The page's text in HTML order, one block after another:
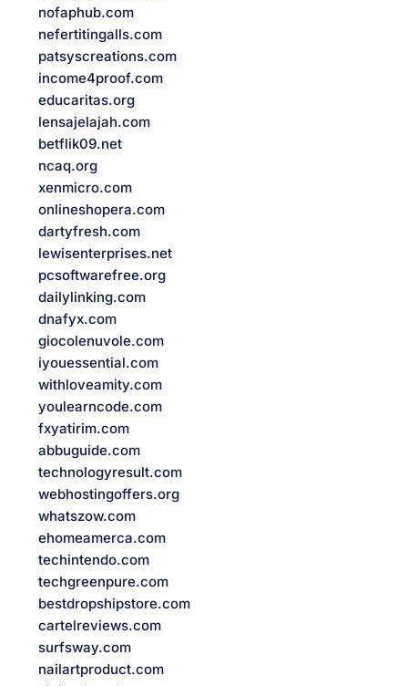
nofaphub.com
nefertitingalls.com
patsyscreations.com
income4proof.com
educaritas.org
lensajelajah.com
betflik09.net
ncaq.org
xenmicro.com
onlineshopera.com
dartyfresh.com
lewisenterprises.net
pcsoftwarefree.org
dailylinking.com
dnafyx.com
giocolenuvole.com
iyouessential.com
withloveamity.com
youlearncode.com
fxyatirim.com
abbuguide.com
technologyresult.com
webhostingoffers.org
whatszow.com
ehomeamerca.com
techintendo.com
techgreenpure.com
bestdropshipstore.com
cartelreviews.com
surfsway.com
nailartproduct.com